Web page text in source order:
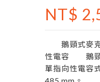
NT$
鵝頸式麥克
性電容 鵝頸
單指向性電容